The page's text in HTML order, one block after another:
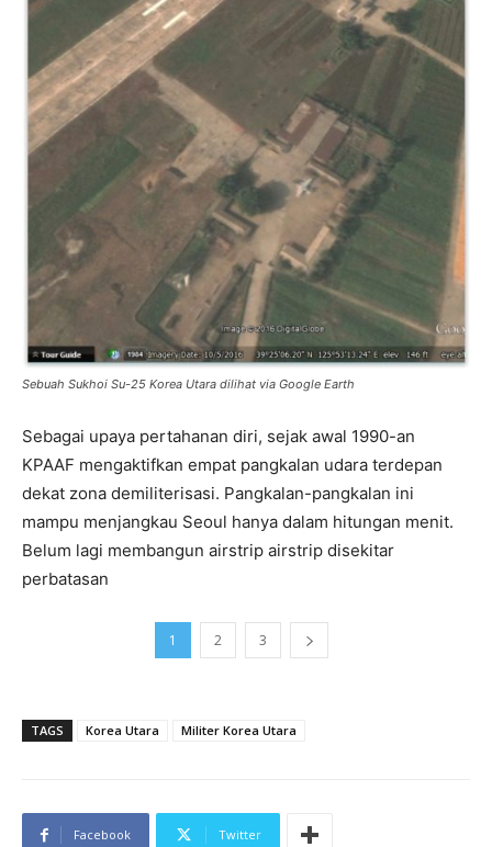
Sebuah Sukhoi Su-25 Korea Utara dilihat via Google Earth
Sebagai upaya pertahanan diri, sejak awal 1990-an
KPAAF mengaktifkan empat pangkalan udara terdepan
dekat zona demiliterisasi. Pangkalan-pangkalan ini
mampu menjangkau Seoul hanya dalam hitungan menit.
Belum lagi membangun airstrip airstrip disekitar
perbatasan
1 2 3
TAGS Korea Utara Militer Korea Utara
Facebook Twitter